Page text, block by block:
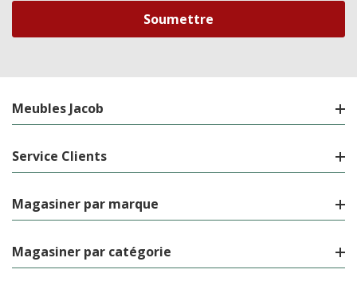
Meubles Jacob
Service Clients
Magasiner par marque
Magasiner par catégorie